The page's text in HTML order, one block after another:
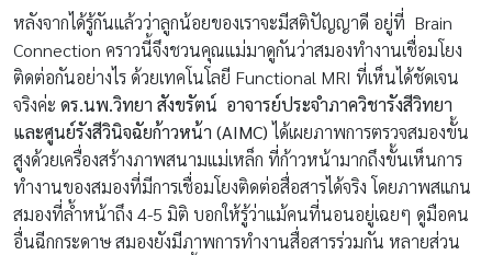
หลังจากได้รู้กันแล้วว่าลูกน้อยของเราจะมีสติปัญญาดี อยู่ที่ Brain
Connection คราวนี้จึงชวนคุณแม่มาดูกันว่าสมองทำงานเชื่อมโยง
ติดต่อกันอย่างไร ด้วยเทคโนโลยี Functional MRI ที่เห็นได้ชัดเจน
จริงค่ะ ดร.นพ.วิทยา สังขรัตน์ อาจารย์ประจำภาควิชารังสีวิทยา
และศูนย์รังสีวินิจฉัยก้าวหน้า (AIMC)ได้เผยภาพการตรวจสมองขั้น
สูงด้วยเครื่องสร้างภาพสนามแม่เหล็ก ที่ก้าวหน้ามากถึงขั้นเห็นการ
ทำงานของสมองที่มีการเชื่อมโยงติดต่อสื่อสารได้จริง โดยภาพสแกน
สมองที่ล้ำหน้าถึง 4-5 มิติ บอกให้รู้ว่าแม้คนที่นอนอยู่เฉยๆ ดูมือคน
อื่นฉีกกระดาษ สมองยังมีภาพการทำงานสื่อสารร่วมกัน หลายส่วน